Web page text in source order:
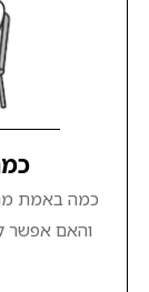
כמה באמת
והאם אפשר